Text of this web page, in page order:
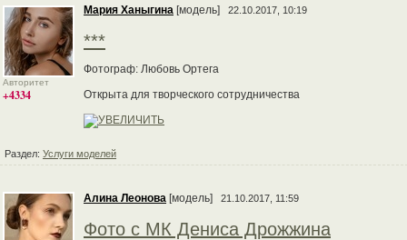
Авторитет
+4334
Мария Ханыгина [модель] 22.10.2017, 10:19
***
Фотограф: Любовь Ортега
Открыта для творческого сотрудничества
Раздел: Услуги моделей
Алина Леонова [модель] 21.10.2017, 11:59
Фото с МК Дениса Дрожжина